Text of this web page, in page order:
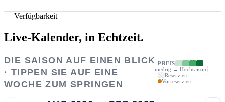
— Verfügbarkeit
Live-Kalender, in Echtzeit.
DIE SAISON AUF EINEN BLICK
· TIPPEN SIE AUF EINE
WOCHE ZUM SPRINGEN
PREIS
niedrig → Hochsaison
Reserviert
Vorreserviert